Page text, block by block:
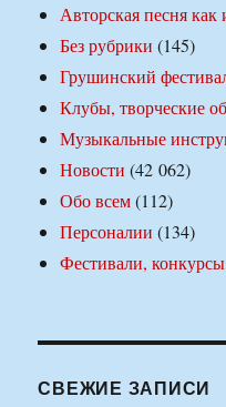
Авторская песня как
Без рубрики (145)
Грушинский
Клубы, творческие
Музыкальные
Новости (42 062)
Обо всем(112)
Персоналии (134)
Фестивали,
СВЕЖИЕ ЗАПИСИ